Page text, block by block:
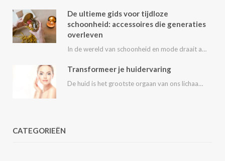
De ultieme gids voor tijdloze
schoonheid: accessoires die generaties
overleven
In de wereld van schoonheid en mode draait alles om het uitstralen van je persoonlijke…
Transformeer je huidervaring
De huid is het grootste orgaan van ons lichaam en speelt een essentiële rol in…
CATEGORIEËN